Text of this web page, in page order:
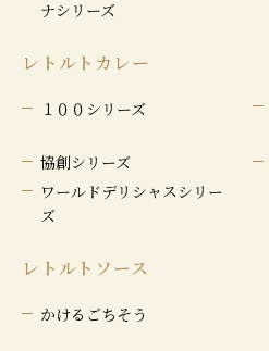
ナシリーズ
レトルトカレー
１００シリーズ
協創シリーズ
ワールドデリシャスシリー
ズ
レトルトソース
かけるごちそう